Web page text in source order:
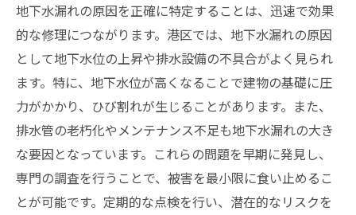
地下水漏れの原因を正確に特定することは、迅速で効果
的な修理につながります。港区では、地下水漏れの原因
として地下水位の上昇や排水設備の不具合がよく見られ
ます。特に、地下水位が高くなることで建物の基礎に圧
力がかかり、ひび割れが生じることがあります。また、
排水管の老朽化やメンテナンス不足も地下水漏れの大き
な要因となっています。これらの問題を早期に発見し、
専門の調査を行うことで、被害を最小限に食い止めるこ
とが可能です。定期的な点検を行い、潜在的なリスクを